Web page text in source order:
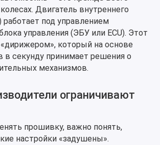
Двигатель внутреннего
работает под управлением
управления (ЭБУ или ECU). Этот
«дирижером», который на основе
в секунду принимает решения о
механизмов.
ограничивают
прошивку, важно понять,
настройки «задушены».